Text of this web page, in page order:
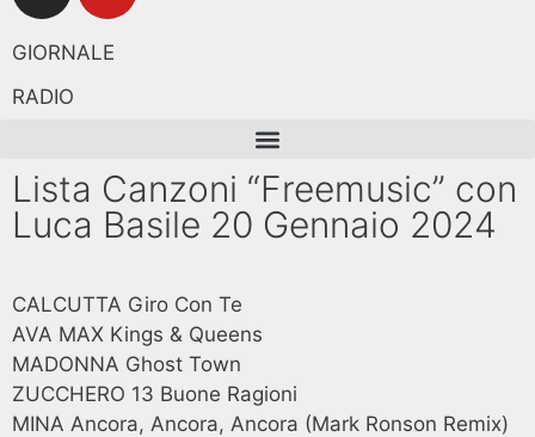
GIORNALE
RADIO
Lista Canzoni “Freemusic” con
Luca Basile 20 Gennaio 2024
CALCUTTA Giro Con Te
AVA MAX Kings & Queens
MADONNA Ghost Town
ZUCCHERO 13 Buone Ragioni
MINA Ancora, Ancora, Ancora (Mark Ronson Remix)